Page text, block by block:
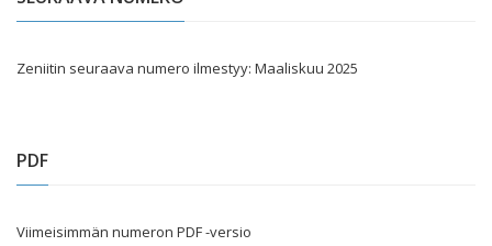
Zeniitin seuraava numero ilmestyy: Maaliskuu 2025
PDF
Viimeisimmän numeron PDF -versio